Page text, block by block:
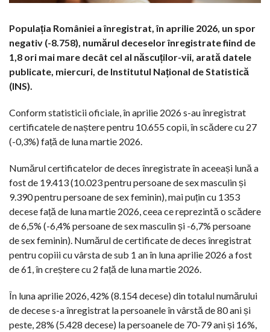
Populația României a înregistrat, în aprilie 2026, un spor
negativ (-8.758), numărul deceselor înregistrate fiind de
1,8 ori mai mare decât cel al născuților-vii, arată datele
publicate, miercuri, de Institutul Național de Statistică
(INS).
Conform statisticii oficiale, în aprilie 2026 s-au înregistrat
certificatele de naștere pentru 10.655 copii, în scădere cu 27
(-0,3%) față de luna martie 2026.
Numărul certificatelor de deces înregistrate în aceeași lună a
fost de 19.413 (10.023 pentru persoane de sex masculin și
9.390 pentru persoane de sex feminin), mai puțin cu 1353
decese față de luna martie 2026, ceea ce reprezintă o scădere
de 6,5% (-6,4% persoane de sex masculin și -6,7% persoane
de sex feminin). Numărul de certificate de deces înregistrat
pentru copiii cu vârsta de sub 1 an în luna aprilie 2026 a fost
de 61, în creștere cu 2 față de luna martie 2026.
În luna aprilie 2026, 42% (8.154 decese) din totalul numărului
de decese s-a înregistrat la persoanele în vârstă de 80 ani și
peste, 28% (5.428 decese) la persoanele de 70-79 ani și 16%,